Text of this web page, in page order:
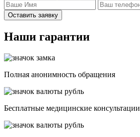
Оставить заявку
Наши гарантии
Полная анонимность обращения
Бесплатные медицинские консультации